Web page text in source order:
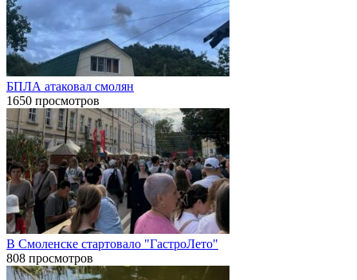
БПЛА атаковал смолян
1650 просмотров
В Смоленске стартовало "ГастроЛето"
808 просмотров